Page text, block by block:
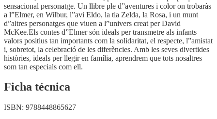
sensacional personatge. Un llibre ple d”aventures i color on trobaràs
a l”Elmer, en Wilbur, l”avi Eldo, la tia Zelda, la Rosa, i un munt
d”altres personatges que viuen a l”univers creat per David
McKee.Els contes d”Elmer són ideals per transmetre als infants
valors positius tan importants com la solidaritat, el respecte, l”amistat
i, sobretot, la celebració de les diferències. Amb les seves divertides
històries, ideals per llegir en família, aprendrem que tots nosaltres
som tan especials com ell.
Ficha técnica
ISBN: 9788448865627